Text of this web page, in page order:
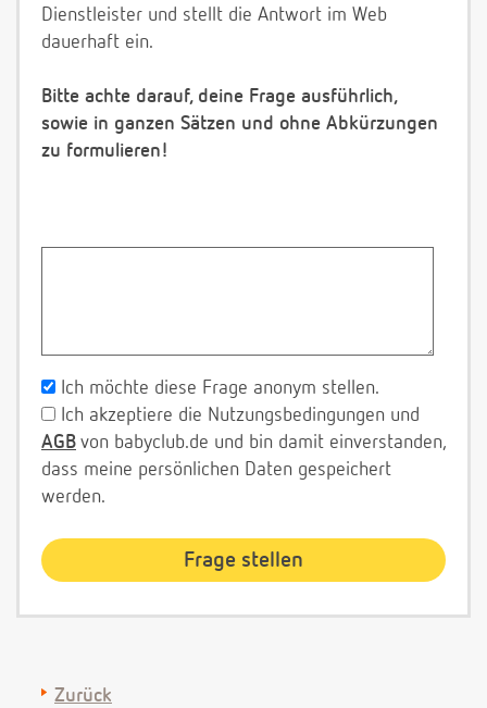
Dienstleister und stellt die Antwort im Web
dauerhaft ein.
Bitte achte darauf, deine Frage ausführlich,
sowie in ganzen Sätzen und ohne Abkürzungen
zu formulieren!
Ich möchte diese Frage anonym stellen.
Ich akzeptiere die Nutzungsbedingungen und
AGB von babyclub.de und bin damit einverstanden,
dass meine persönlichen Daten gespeichert
werden.
Zurück